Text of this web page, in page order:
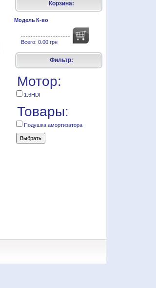
Корзина:
МодельК-во
Всего: 0.00 грн
Фильтр:
Мотор:
1.6HDI
Товары:
Подушка амортизатора